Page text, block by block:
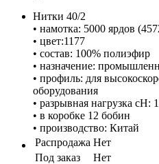
Нитки 40/2
• намотка: 5000 ярдов
• цвет:1177
• состав: 100% полиэфир
• назначение:
• профиль: для
оборудования
• разрывная нагрузка сН:
• в коробке 12 бобин
• производство: Китай
Распродажа Нет
Под заказ
Нет